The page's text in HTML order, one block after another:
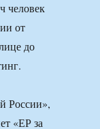
человек
от
до
России»,
«ЕР за